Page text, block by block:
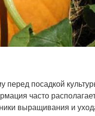
посадкой
часто
выращивания и